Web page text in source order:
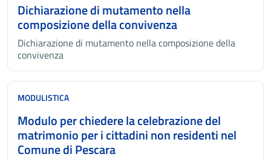
Dichiarazione di mutamento nella
composizione della convivenza
Dichiarazione di mutamento nella composizione della
convivenza
MODULISTICA
Modulo per chiedere la celebrazione del
matrimonio per i cittadini non residenti nel
Comune di Pescara